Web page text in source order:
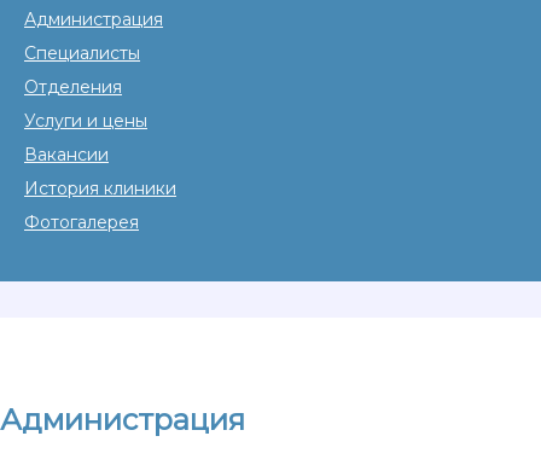
Администрация
Администрация
Специалисты
Отделения
Услуги и цены
Вакансии
История клиники
Фотогалерея